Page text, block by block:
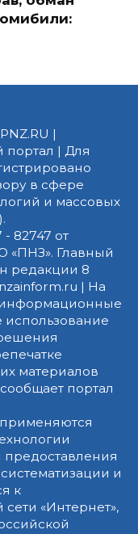
|
| Для
в сфере
и массовых
82747 от
«ПНЗ». Главный
редакции 8
| На
информационные
материалов
портал
и
к
«Интернет»,